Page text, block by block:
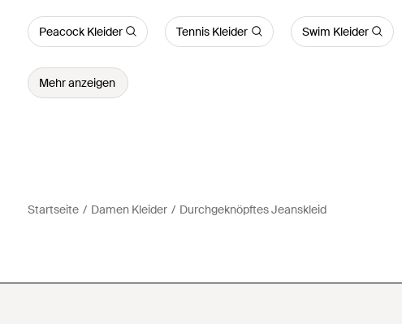
Peacock Kleider Tennis Kleider Swim Kleider
Mehr anzeigen
Startseite Damen Kleider Durchgeknöpftes Jeanskleid